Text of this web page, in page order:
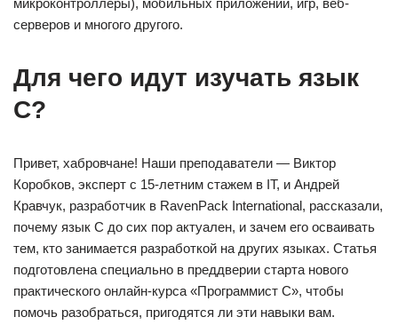
микроконтроллеры), мобильных приложений, игр, веб-
серверов и многого другого.
Для чего идут изучать язык
С?
Привет, хабровчане! Наши преподаватели — Виктор
Коробков, эксперт с 15-летним стажем в IT, и Андрей
Кравчук, разработчик в RavenPack International, рассказали,
почему язык C до сих пор актуален, и зачем его осваивать
тем, кто занимается разработкой на других языках. Статья
подготовлена специально в преддверии старта нового
практического онлайн-курса «Программист C», чтобы
помочь разобраться, пригодятся ли эти навыки вам.